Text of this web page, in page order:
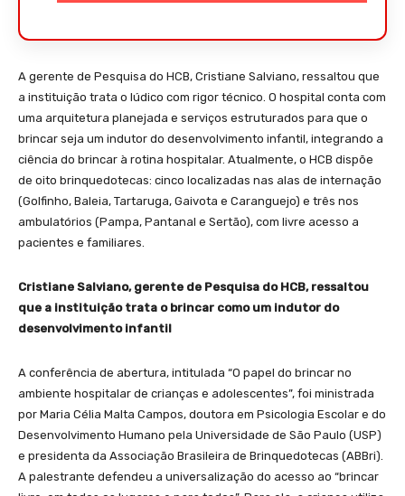
A gerente de Pesquisa do HCB, Cristiane Salviano, ressaltou que
a instituição trata o lúdico com rigor técnico. O hospital conta com
uma arquitetura planejada e serviços estruturados para que o
brincar seja um indutor do desenvolvimento infantil, integrando a
ciência do brincar à rotina hospitalar. Atualmente, o HCB dispõe
de oito brinquedotecas: cinco localizadas nas alas de internação
(Golfinho, Baleia, Tartaruga, Gaivota e Caranguejo) e três nos
ambulatórios (Pampa, Pantanal e Sertão), com livre acesso a
pacientes e familiares.
Cristiane Salviano, gerente de Pesquisa do HCB, ressaltou
que a instituição trata o brincar como um indutor do
desenvolvimento infantil
A conferência de abertura, intitulada “O papel do brincar no
ambiente hospitalar de crianças e adolescentes”, foi ministrada
por Maria Célia Malta Campos, doutora em Psicologia Escolar e do
Desenvolvimento Humano pela Universidade de São Paulo (USP)
e presidenta da Associação Brasileira de Brinquedotecas (ABBri).
A palestrante defendeu a universalização do acesso ao “brincar